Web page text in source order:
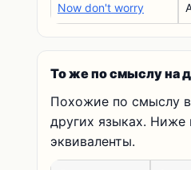
Now don't worry
То же по смыслу на
Похожие по смыслу
других языках.
эквиваленты.